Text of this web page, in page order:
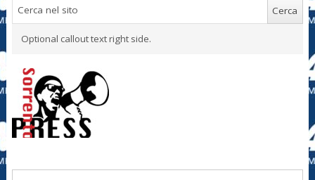
Optional callout text right side.